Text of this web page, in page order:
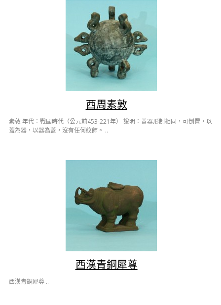
西周素敦
素敦 年代：戰國時代（公元前453-221年） 說明：蓋器形制相同，可倒置，以
蓋為器，以器為蓋，沒有任何紋飾。 ..
西漢青銅犀尊
西漢青銅犀尊 ..